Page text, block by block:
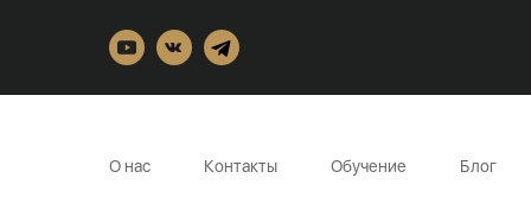
О нас Контакты Обучение Блог